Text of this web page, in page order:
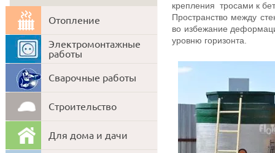
крепления тросами к
Пространство между
во избежание
уровню горизонта.
Отопление
Электромонтажные
работы
Сварочные работы
Строительство
Для дома и дачи